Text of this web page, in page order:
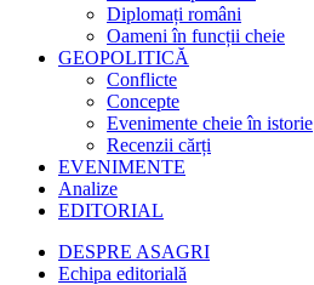
Diplomați români
Oameni în funcții cheie
GEOPOLITICĂ
Conflicte
Concepte
Evenimente cheie în istorie
Recenzii cărți
EVENIMENTE
Analize
EDITORIAL
DESPRE ASAGRI
Echipa editorială